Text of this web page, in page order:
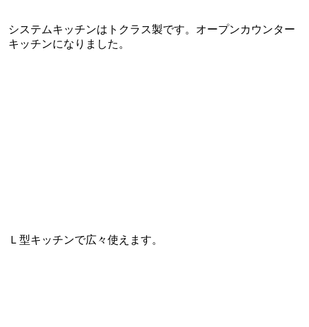
システムキッチンはトクラス製です。オープンカウンター
キッチンになりました。
Ｌ型キッチンで広々使えます。